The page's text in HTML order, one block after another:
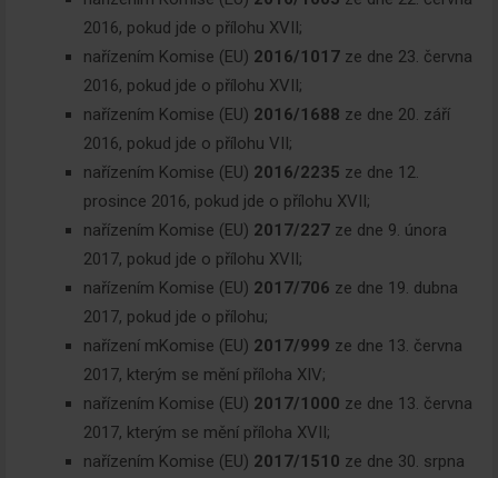
2016, pokud jde o přílohu XVII;
nařízením Komise (EU) 2016/1017 ze dne 23. června
2016, pokud jde o přílohu XVII;
nařízením Komise (EU) 2016/1688 ze dne 20. září
2016, pokud jde o přílohu VII;
nařízením Komise (EU) 2016/2235 ze dne 12.
prosince 2016, pokud jde o přílohu XVII;
nařízením Komise (EU) 2017/227 ze dne 9. února
2017, pokud jde o přílohu XVII;
nařízením Komise (EU) 2017/706 ze dne 19. dubna
2017, pokud jde o přílohu;
nařízení mKomise (EU) 2017/999 ze dne 13. června
2017, kterým se mění příloha XIV;
nařízením Komise (EU) 2017/1000 ze dne 13. června
2017, kterým se mění příloha XVII;
nařízením Komise (EU) 2017/1510 ze dne 30. srpna